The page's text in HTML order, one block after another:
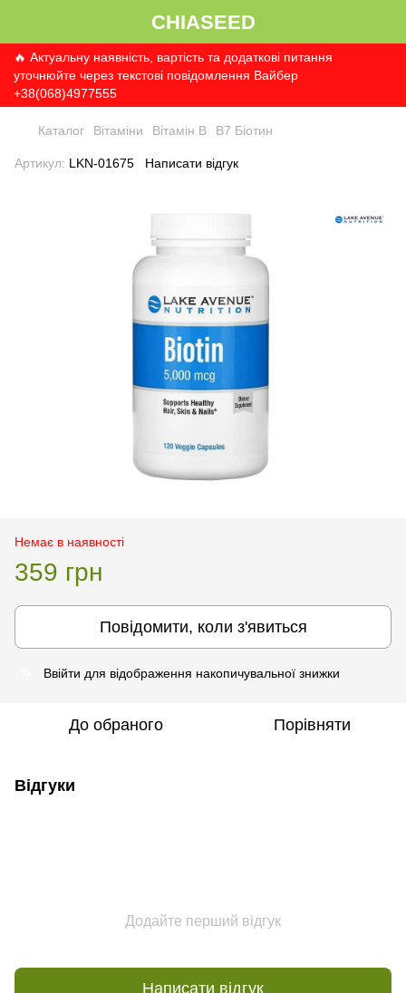
CHIASEED
🔥 Актуальну наявність, вартість та додаткові питання
уточнюйте через текстові повідомлення Вайбер
+38(068)4977555
Каталог Вітаміни Вітамін B В7 Біотин
Артикул: LKN-01675 Написати відгук
Немає в наявності
359 грн
Повідомити, коли з'явиться
Ввійти для відображення накопичувальної знижки
До обраного Порівняти
Відгуки
Додайте перший відгук
Написати відгук